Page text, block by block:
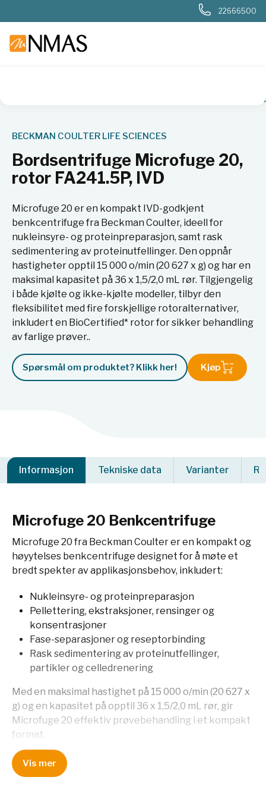
22666500
BECKMAN COULTER LIFE SCIENCES
Bordsentrifuge Microfuge 20,
rotor FA241.5P, IVD
Microfuge 20 er en kompakt IVD-godkjent
benkcentrifuge fra Beckman Coulter, ideell for
nukleinsyre- og proteinpreparasjon, samt rask
sedimentering av proteinutfellinger. Den oppnår
hastigheter opptil 15 000 o/min (20 627 x g) og har en
maksimal kapasitet på 36 x 1,5/2,0 mL rør. Tilgjengelig
i både kjølte og ikke-kjølte modeller, tilbyr den
fleksibilitet med fire forskjellige rotoralternativer,
inkludert en BioCertified* rotor for sikker behandling
av farlige prøver..
Spørsmål om produktet? Klikk her! Kjøp
Informasjon Tekniske data Varianter
Microfuge 20 Benkcentrifuge
Microfuge 20 fra Beckman Coulter er en kompakt og
høyytelses benkcentrifuge designet for å møte et
bredt spekter av applikasjonsbehov, inkludert:
Nukleinsyre- og proteinpreparasjon
Pellettering, ekstraksjoner, rensinger og
konsentrasjoner
Fase-separasjoner og reseptorbinding
Rask sedimentering av proteinutfellinger,
partikler og celledrenering
Med en maksimal hastighet på 15 000 o/min (20 627 x
g) og en kapasitet på opptil 36 x 1,5/2,0 mL rør, gir
Microfuge 20 effektiv prøvebehandling i et kompakt
format.
Nøkkelfunksjoner:
Vis mer